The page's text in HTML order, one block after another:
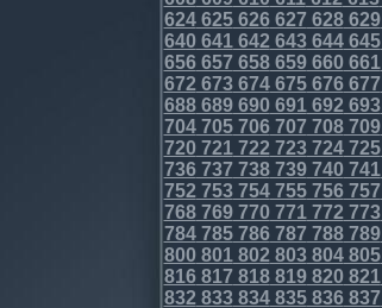
624625626627 628629
640641642 643644645
656657 658659660661
672 673674675676677
688689690691692 693
704705706707 708709
720721722 723724725
736737 738739740741
752 753754755756757
768769770771772 773
784785786787 788789
800801802 803804805
816817 818819820821
832 833834835836837